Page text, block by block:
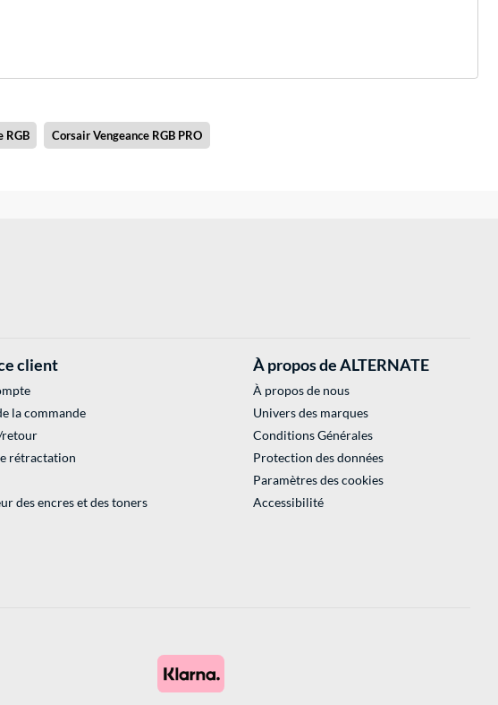
RGB Corsair Vengeance RGB PRO
client
la commande
retour
rétractation
des encres et des toners
À propos de ALTERNATE
À propos de nous
Univers des marques
Conditions Générales
Protection des données
Paramètres des cookies
Accessibilité